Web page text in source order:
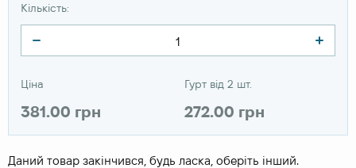
Кількість:
Ціна
381.00 грн
Гурт від 2 шт.
272.00 грн
Даний товар закінчився, будь ласка, оберіть інший.